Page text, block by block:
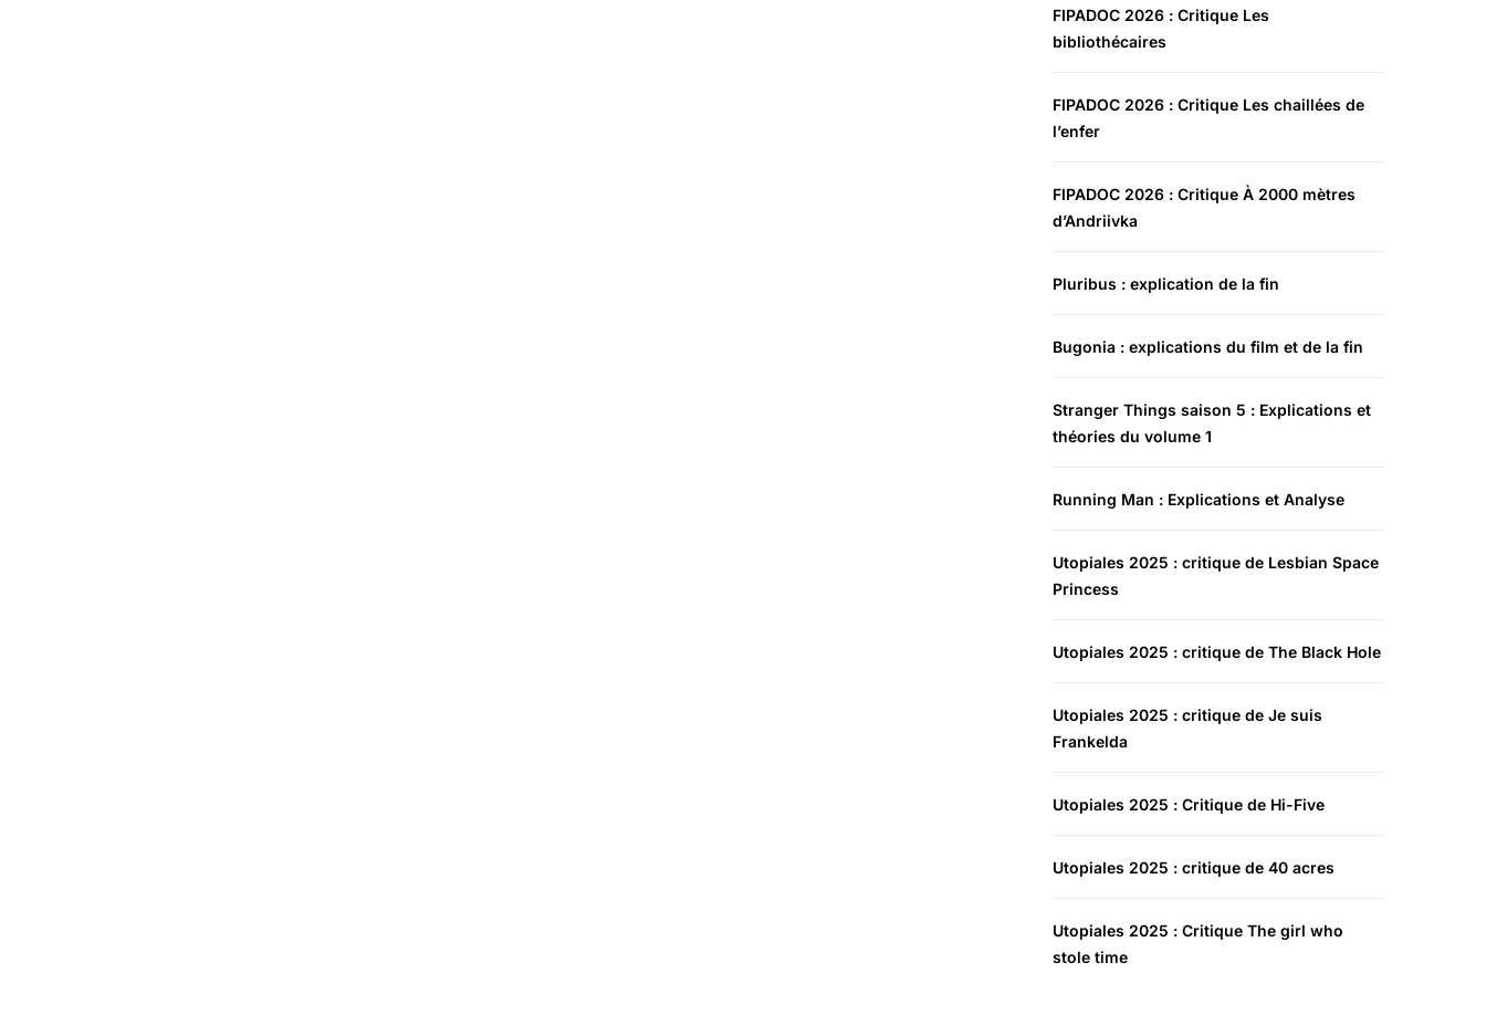
FIPADOC 2026 : Critique Les
bibliothécaires
FIPADOC 2026 : Critique Les chaillées de
l’enfer
FIPADOC 2026 : Critique À 2000 mètres
d’Andriivka
Pluribus : explication de la fin
Bugonia : explications du film et de la fin
Stranger Things saison 5 : Explications et
théories du volume 1
Running Man : Explications et Analyse
Utopiales 2025 : critique de Lesbian Space
Princess
Utopiales 2025 : critique de The Black Hole
Utopiales 2025 : critique de Je suis
Frankelda
Utopiales 2025 : Critique de Hi-Five
Utopiales 2025 : critique de 40 acres
Utopiales 2025 : Critique The girl who
stole time